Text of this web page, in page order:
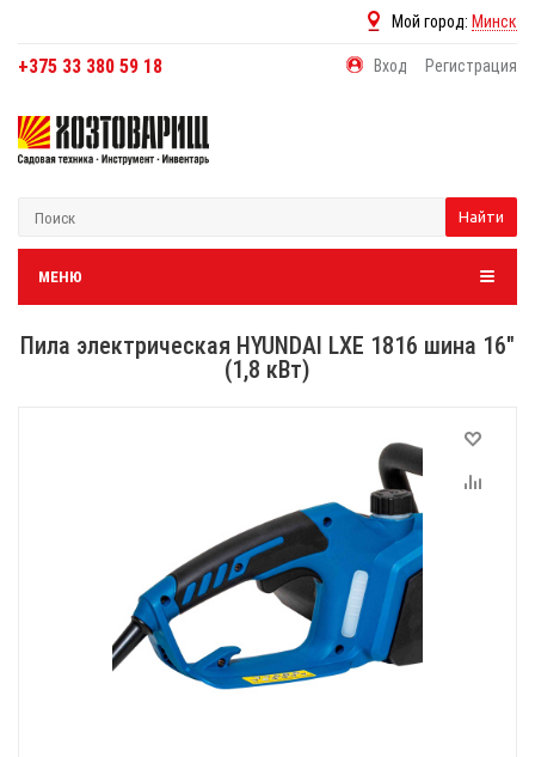
Мой город: Минск
+375 33 380 59 18 Вход Регистрация
Найти
МЕНЮ
Пила электрическая HYUNDAI LXE 1816 шина 16"
(1,8 кВт)